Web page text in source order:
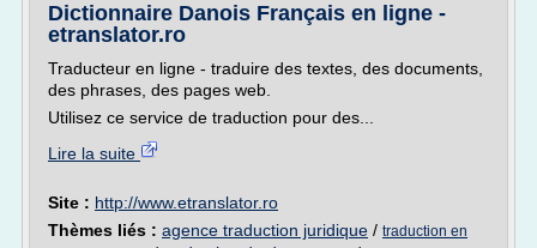
Dictionnaire Danois Français en ligne -
etranslator.ro
Traducteur en ligne - traduire des textes, des documents,
des phrases, des pages web.
Utilisez ce service de traduction pour des...
Lire la suite
Site : http://www.etranslator.ro
Thèmes liés : agence traduction juridique / traduction en